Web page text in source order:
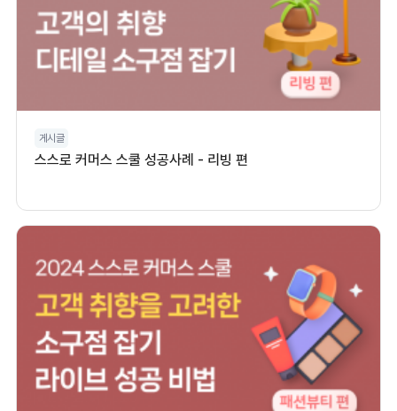
게시글
스스로 커머스 스쿨 성공사례 - 리빙 편